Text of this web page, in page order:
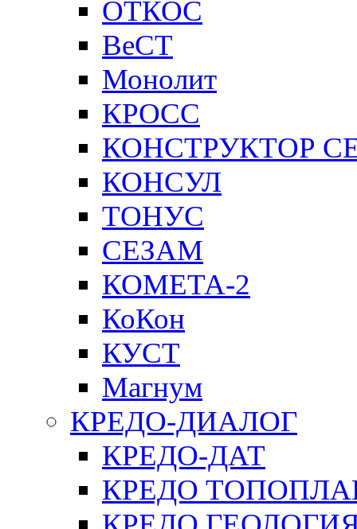
ОТКОС
ВеСТ
Монолит
КРОСС
КОНСТРУКТОР
КОНСУЛ
ТОНУС
СЕЗАМ
КОМЕТА-2
КоКон
КУСТ
Магнум
КРЕДО-ДИАЛОГ
КРЕДО-ДАТ
КРЕДО